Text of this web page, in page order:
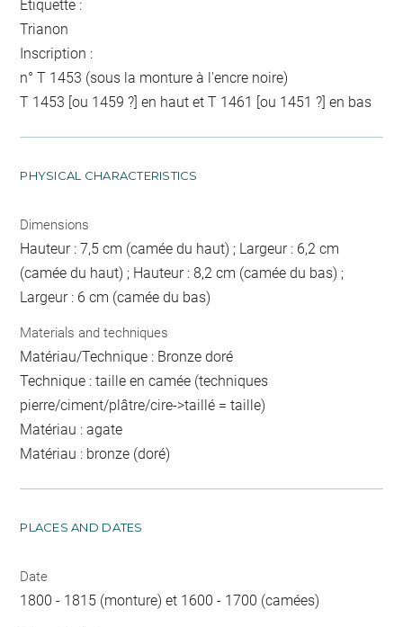
Etiquette :
Trianon
Inscription :
n° T 1453 (sous la monture à l'encre noire)
T 1453 [ou 1459 ?] en haut et T 1461 [ou 1451 ?] en bas
PHYSICAL CHARACTERISTICS
Dimensions
Hauteur : 7,5 cm (camée du haut) ; Largeur : 6,2 cm
(camée du haut) ; Hauteur : 8,2 cm (camée du bas) ;
Largeur : 6 cm (camée du bas)
Materials and techniques
Matériau/Technique : Bronze doré
Technique : taille en camée (techniques
pierre/ciment/plâtre/cire->taillé = taille)
Matériau : agate
Matériau : bronze (doré)
PLACES AND DATES
Date
1800 - 1815 (monture) et 1600 - 1700 (camées)